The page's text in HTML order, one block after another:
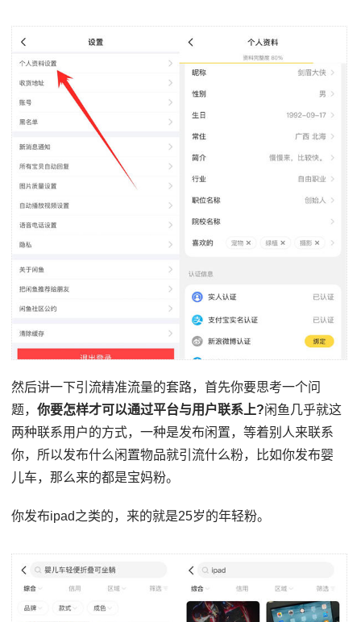
然后讲⼀下引流精准流量的套路，首先你要思考一个问
题，你要怎样才可以通过平台与用户联系上?闲⻥⼏乎就这
两种联系⽤户的⽅式，⼀种是发布闲置，等着别⼈来联系
你，所以发布什么闲置物品就引流什么粉，比如你发布婴
儿车，那么来的都是宝妈粉。
你发布ipad之类的，来的就是25岁的年轻粉。